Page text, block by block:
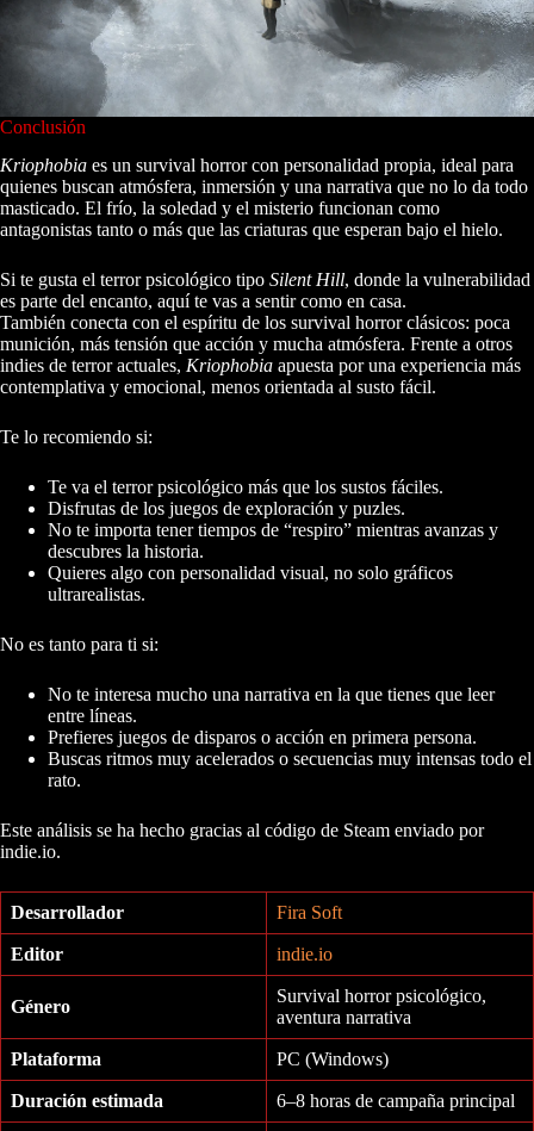
Conclusión
Kriophobia es un survival horror con personalidad propia, ideal para
quienes buscan atmósfera, inmersión y una narrativa que no lo da todo
masticado. El frío, la soledad y el misterio funcionan como
antagonistas tanto o más que las criaturas que esperan bajo el hielo.
Si te gusta el terror psicológico tipo Silent Hill, donde la vulnerabilidad
es parte del encanto, aquí te vas a sentir como en casa.
También conecta con el espíritu de los survival horror clásicos: poca
munición, más tensión que acción y mucha atmósfera. Frente a otros
indies de terror actuales, Kriophobia apuesta por una experiencia más
contemplativa y emocional, menos orientada al susto fácil.
Te lo recomiendo si:
Te va el terror psicológico más que los sustos fáciles.
Disfrutas de los juegos de exploración y puzles.
No te importa tener tiempos de “respiro” mientras avanzas y
descubres la historia.
Quieres algo con personalidad visual, no solo gráficos
ultrarealistas.
No es tanto para ti si:
No te interesa mucho una narrativa en la que tienes que leer
entre líneas.
Prefieres juegos de disparos o acción en primera persona.
Buscas ritmos muy acelerados o secuencias muy intensas todo el
rato.
Este análisis se ha hecho gracias al código de Steam enviado por
indie.io.
Desarrollador Fira Soft
Editor indie.io
Género
Survival horror psicológico,
aventura narrativa
Plataforma PC (Windows)
Duración estimada 6–8 horas de campaña principal